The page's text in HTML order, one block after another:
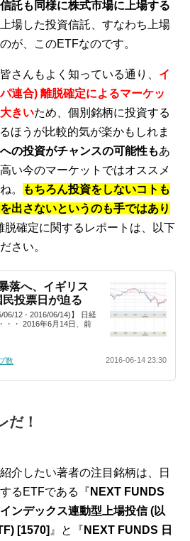
託も同様に株式市場に上場する
場した投資信託、すなわち上場
が、このETFなのです。
さんもよく知っている通り、 イ
連合) 離脱確定によるマーケッ
きいため、個別銘柄に投資する
ほうが比較的気が楽かもしれま
の投資がチャンスの可能性もあ
い今のマーケットではオススメ
。
もちろん投資をしないコトも
出さないというのも手ではあり
脱確定に関するレポートは、以下
さい。
落へ、イギリス
投票日が迫る
06/12 - 2016/06/14)】 日経
・・ 2016年6月14日、前
2016-06-14 23:30
だ！
介したい著者の注目銘柄は、日
るETFである『 NEXT FUNDS
ンデックス連動型上場投信 (以
[1570] 』と『 NEXT FUNDS 日